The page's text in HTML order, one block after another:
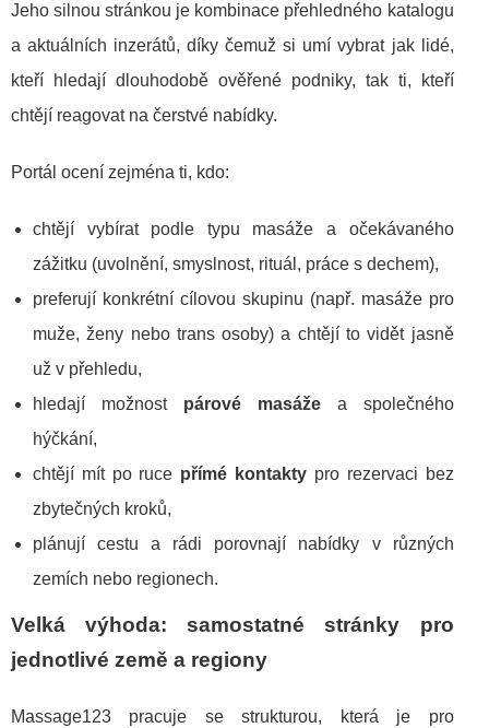
Jeho silnou stránkou je kombinace přehledného katalogu
a aktuálních inzerátů, díky čemuž si umí vybrat jak lidé,
kteří hledají dlouhodobě ověřené podniky, tak ti, kteří
chtějí reagovat na čerstvé nabídky.
Portál ocení zejména ti, kdo:
chtějí vybírat podle typu masáže a očekávaného
zážitku (uvolnění, smyslnost, rituál, práce s dechem),
preferují konkrétní cílovou skupinu (např. masáže pro
muže, ženy nebo trans osoby) a chtějí to vidět jasně
už v přehledu,
hledají možnost párové masážea společného
hýčkání,
chtějí mít po ruce přímé kontakty pro rezervaci bez
zbytečných kroků,
plánují cestu a rádi porovnají nabídky v různých
zemích nebo regionech.
Velká výhoda: samostatné stránky pro
jednotlivé země a regiony
Massage123 pracuje se strukturou, která je pro